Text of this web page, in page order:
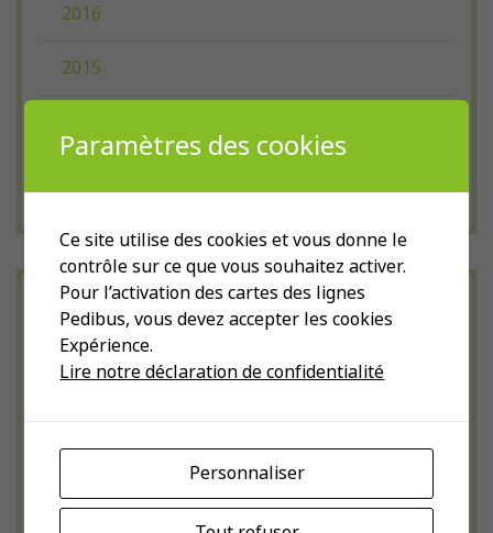
2016
2015
Slow-Up de Morat
2017
Paramètres des cookies
Ce site utilise des cookies et vous donne le
contrôle sur ce que vous souhaitez activer.
Pour l’activation des cartes des lignes
Pedibus, vous devez accepter les cookies
Expérience.
Lire notre déclaration de confidentialité
Personnaliser